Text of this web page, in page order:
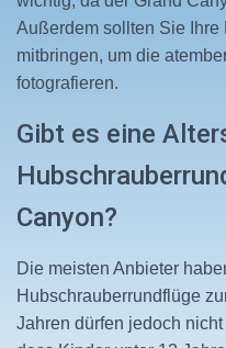
Außerdem sollten Sie Ihre
mitbringen, um die
fotografieren.
Gibt es eine
Canyon?
Die meisten Anbieter
Hubschrauberrundflüge
Jahren dürfen jedoch